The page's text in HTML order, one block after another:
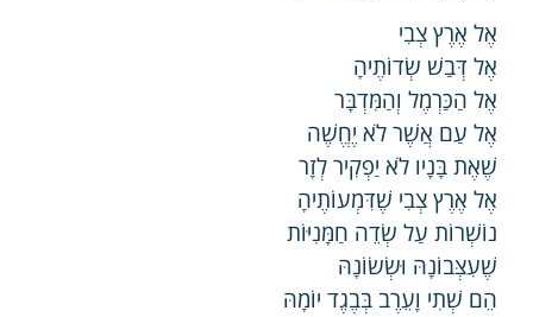
אֶל אֶרֶץ צְבִי
אֶל דְּבַשׁ שְׂדוֹתֶיהָ
אֶל הַכַּרְמֶל וְהַמִּדְבָּר
אֶל עַם אֲשֶׁר לֹא יֶחֱשֶׁה
שֶׁאֶת בָּנָיו לֹא יַפְקִיר לְזָר
אֶל אֶרֶץ צְבִי שֶׁדִּמְעוֹתֶיהָ
נוֹשְׁרוֹת עַל שְׂדֵה חַמָּנִיּוֹת
שֶׁעִצְּבוֹנָהּ וּשְׂשׂוֹנָהּ
הֵם שְׁתִי וָעֵרֶב בְּבֶגֶד יוֹמָהּ